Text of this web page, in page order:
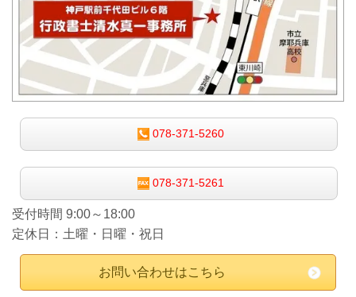
078-371-5260
078-371-5261
受付時間 9:00～18:00
定休日：土曜・日曜・祝日
お問い合わせはこちら